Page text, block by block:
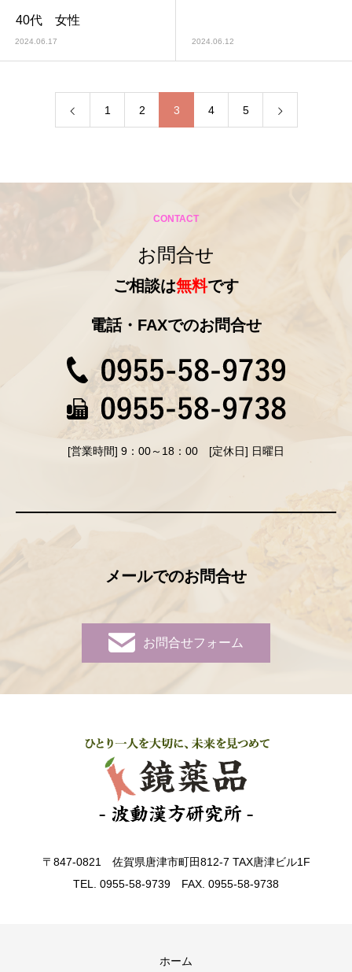
40代 女性
2024.06.17 2024.06.12
1 2 3 4 5
CONTACT
お問合せ
ご相談は無料です
電話・FAXでのお問合せ
[営業時間] 9：00～18：00 [定休日] 日曜日
メールでのお問合せ
お問合せフォーム
〒847-0821 佐賀県唐津市町田812-7 TAX唐津ビル1F
TEL. 0955-58-9739 FAX. 0955-58-9738
ホーム